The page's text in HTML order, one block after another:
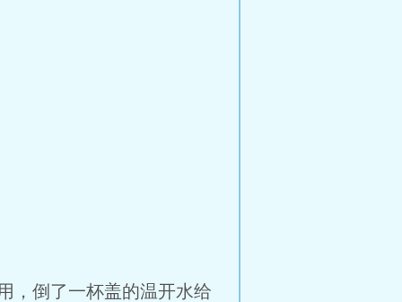
，倒了一杯盖的温开水给